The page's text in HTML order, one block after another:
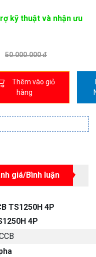
kỹ thuật và nhận ưu
50.000.000 đ
Thêm vào giỏ
hàng
giá/Bình luận
TS1250H 4P
4P